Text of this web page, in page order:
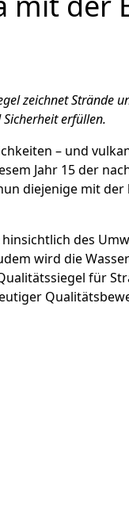
zeichnet Strände
erfüllen.
– und
Jahr 15 der
diejenige mit der
des
wird die
für